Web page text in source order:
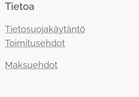
Tietoa
Tietosuojakäytäntö
Toimitusehdot
Maksuehdot